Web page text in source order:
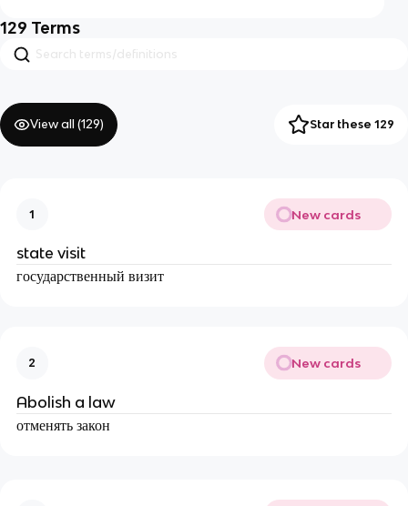
129 Terms
View all (129) Star these 129
1 New cards
state visit
государственный визит
2 New cards
Abolish a law
отменять закон